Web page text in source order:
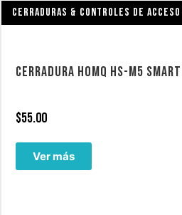
CERRADURAS & CONTROLES DE ACCESO
CERRADURA HOMQ HS-M5
$55.00
Ver más